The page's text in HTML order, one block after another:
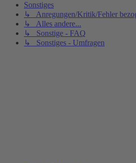
Sonstiges
↳ Anregungen/Kritik/Fehler
↳ Alles andere...
↳ Sonstige - FAQ
↳ Sonstiges - Umfragen